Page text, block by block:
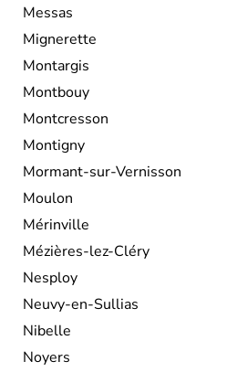
Messas
Mignerette
Montargis
Montbouy
Montcresson
Montigny
Mormant-sur-Vernisson
Moulon
Mérinville
Mézières-lez-Cléry
Nesploy
Neuvy-en-Sullias
Nibelle
Noyers